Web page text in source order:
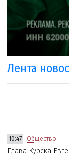
Лента
10:47 Общество
Глава Курска